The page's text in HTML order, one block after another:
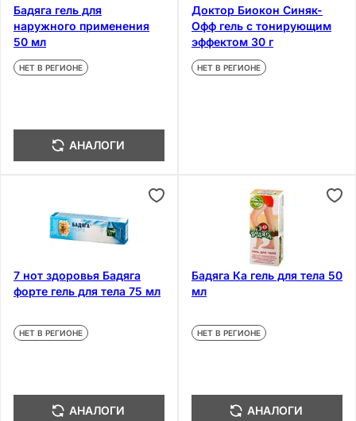
Бадяга гель для
наружного применения
50 мл
НЕТ В РЕГИОНЕ
АНАЛОГИ
Доктор Биокон Синяк-
Офф гель с тонирующим
эффектом 30 г
НЕТ В РЕГИОНЕ
7 нот здоровья Бадяга
форте гель для тела 75 мл
НЕТ В РЕГИОНЕ
АНАЛОГИ
Бадяга Ка гель для тела 50
мл
НЕТ В РЕГИОНЕ
АНАЛОГИ